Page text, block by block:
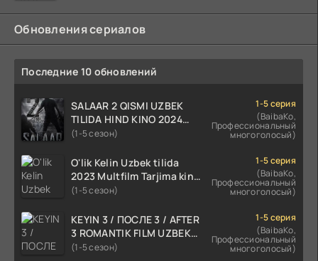
Обновления сериалов
Последние 10 обновлений
SALAAR 2 QISMI UZBEK
TILIDA HIND KINO 2024
TARJIMA 720p HD Skachat
(1-5 сезон)
1-5 серия
(BaibaKo,
Профессиональный
многоголосый)
O'lik Kelin Uzbek tilida
2023 Multfilm Tarjima kino
skachat
(1-5 сезон)
1-5 серия
(BaibaKo,
Профессиональный
многоголосый)
KEYIN 3 / ПОСЛЕ 3 / AFTER
3 ROMANTIK FILM UZBEK
TILIDA 2021 TARJIMA FILM
(1-5 сезон)
1-5 серия
(BaibaKo,
Профессиональный
многоголосый)